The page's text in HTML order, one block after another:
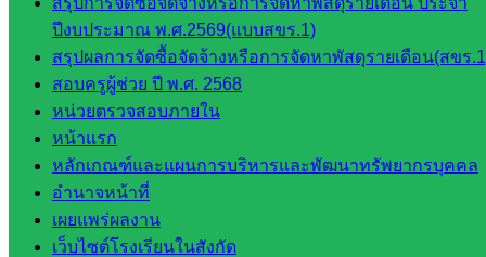
ปีงบประมาณ พ.ศ.2569(แบบสขร.1)
สรุปผลการจัดซื้อจัดจ้างหรือการจัดหาพัสดุรายเดือน(สขร
สอบครูผู้ช่วย ปี พ.ศ. 2568
หน่วยตรวจสอบภายใน
หน้าแรก
หลักเกณฑ์และแผนการบริหารและพัฒนาทรัพยากรบุคคล
อำนาจหน้าที่
เผยแพร่ผลงาน
เว็บไซต์โรงเรียนในสังกัด
กลุ่มน
โยบาย
และแผน
กลุ่มส่ง
เสริมการ
จัดการ
ศึกษา
กลุ่ม
บริหาร